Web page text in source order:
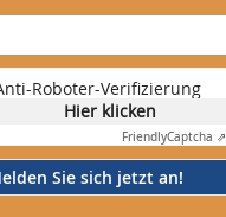
Roboter-Verifizierung
Hier klicken
FriendlyCaptcha ⇗
Sie sich jetzt an!